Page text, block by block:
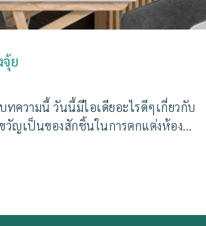
ย
ทความนี้ วันนี้มีไอเดียอะไรดีๆเกี่ยวกับ
ญเป็นของสักชิ้นในการตกแต่งห้อง...